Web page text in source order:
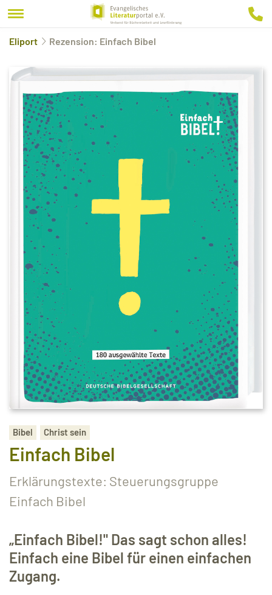
Eliport Rezension: Einfach Bibel
Bibel Christ sein
Einfach Bibel
Erklärungstexte: Steuerungsgruppe
Einfach Bibel
„Einfach Bibel!" Das sagt schon alles!
Einfach eine Bibel für einen einfachen
Zugang.